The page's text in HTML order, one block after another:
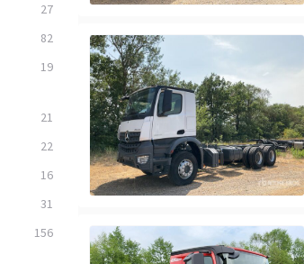
27
82
19
21
22
16
31
156